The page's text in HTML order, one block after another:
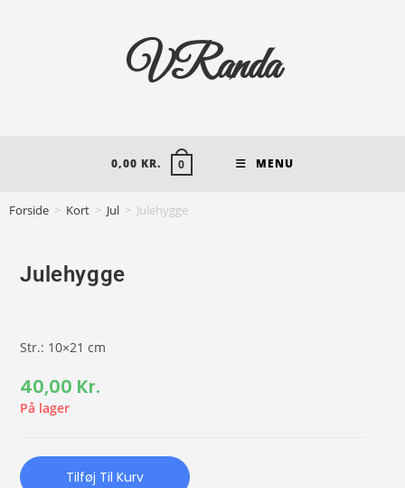
VRanda
0,00 KR. 0 MENU
Forside > Kort > Jul > Julehygge
Julehygge
Str.: 10×21 cm
40,00 Kr.
På lager
Tilføj Til Kurv